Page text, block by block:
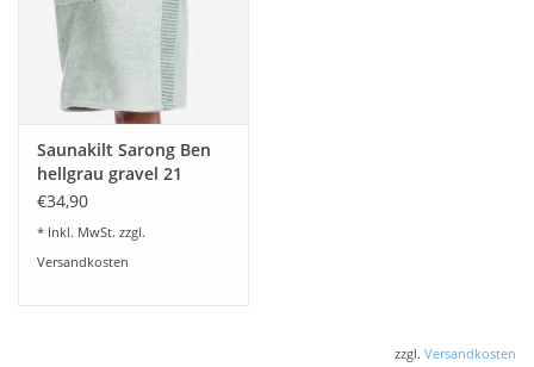
Saunakilt Sarong Ben
hellgrau gravel 21
Onesize
€34,90
* Inkl. MwSt. zzgl.
Versandkosten
zzgl. Versandkosten